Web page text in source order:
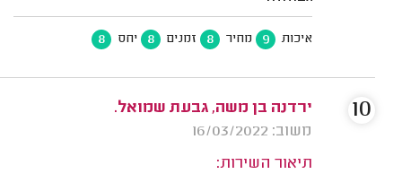
איכות 9 מחיר 8 זמנים 8 יחס 8
ירדנה בן משה, גבעת שמואל.
משוב: 16/03/2022
תיאור השירות:
10